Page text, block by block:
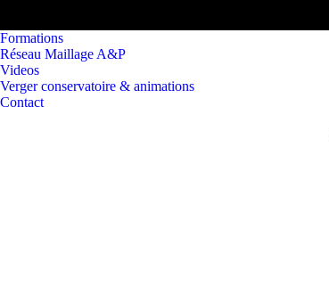
Formations
Réseau Maillage A&P
Videos
Verger conservatoire & animations
Contact